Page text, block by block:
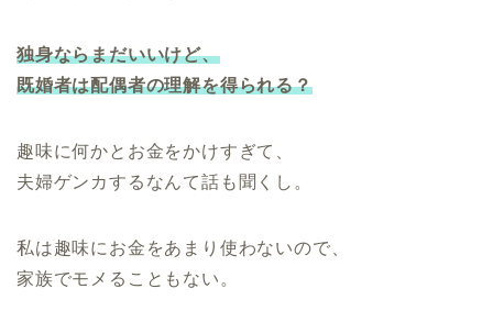
独身ならまだいいけど、
既婚者は配偶者の理解を得られる？
趣味に何かとお金をかけすぎて、
夫婦ゲンカするなんて話も聞くし。
私は趣味にお金をあまり使わないので、
家族でモメることもない。